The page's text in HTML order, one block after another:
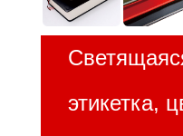
этикетка,